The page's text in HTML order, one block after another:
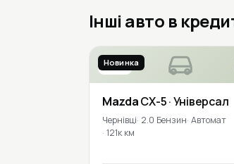
Інші авто в
2019
Новинка
MazdaCX-5· Універсал
Чернівці 2.0 Бензин Автомат
121к км